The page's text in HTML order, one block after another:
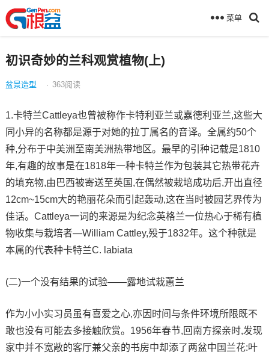
菜单
初识奇妙的兰科观赏植物(上)
盆景造型 · 363阅读
1.卡特兰Cattleya也曾被称作卡特利亚兰或嘉德利亚兰,这些大
同小异的名称都是源于对她的拉丁属名的音译。全属约50个
种,分布于中美洲至南美洲热带地区。最早的引种记载是1810
年,有趣的故事是在1818年一种卡特兰作为包装其它热带花卉
的填充物,由巴西被寄送至英国,在偶然被栽培成功后,开出直径
12cm~15cm大的艳丽花朵而引起轰动,这在当时被园艺界传为
佳话。Cattleya一词的来源是为纪念英格兰一位热心于稀有植
物收集与栽培者—William Cattley,殁于1832年。这个种就是
本属的代表种卡特兰C. labiata
(二)一个没有结果的试验——露地试栽蕙兰
作为小小实习员虽有喜爱之心,亦因时间与条件环境所限既不
敢也没有可能去多接触欣赏。1956年春节,回南方探亲时,发现
家中并不宽敞的客厅兼父亲的书房中却添了两盆中国兰花:叶